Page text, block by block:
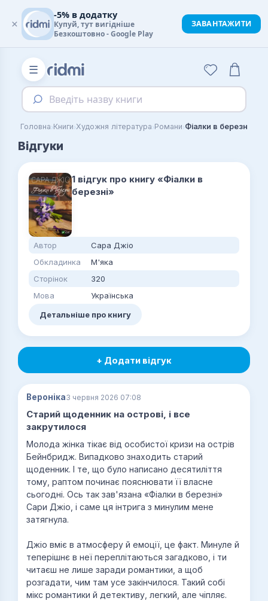
☰
Введіть назву книги
Головна›Книги›Художня література›Романи›Фіалки в березні
Відгуки
1 відгук про книгу «Фіалки в
березні»
Автор
Сара Джіо
Обкладинка
М'яка
Сторінок
320
Мова
Українська
Детальніше про книгу
+ Додати відгук
Вероніка3 червня 2026 07:08
Старий щоденник на острові, і все
закрутилося
Молода жінка тікає від особистої кризи на острів
Бейнбридж. Випадково знаходить старий
щоденник. І те, що було написано десятиліття
тому, раптом починає пояснювати її власне
сьогодні. Ось так зав'язана «Фіалки в березні»
Сари Джіо, і саме ця інтрига з минулим мене
затягнула.
Джіо вміє в атмосферу й емоції, це факт. Минуле й
теперішнє в неї переплітаються загадково, і ти
читаєш не лише заради романтики, а щоб
розгадати, чим там усе закінчилося. Такий собі
мікс романтики й детективу, легкий, але чіпляє.
×
-5% в додатку
Купуй, тут вигідніше
Безкоштовно - Google Play
ЗАВАНТАЖИТИ